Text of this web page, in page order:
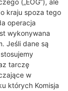
(„EOG”), ale
kraju spoza tego
operacja
wykonywana
Jeśli dane są
tarczę
w
których Komisja